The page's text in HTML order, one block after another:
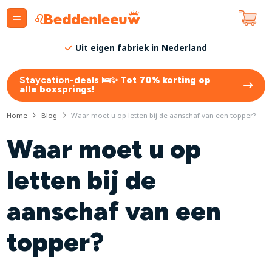
Uit eigen fabriek in Nederland
Staycation-deals 🛌✨Tot 70% korting op
alle boxsprings!
Home Blog Waar moet u op letten bij de aanschaf van een topper?
Waar moet u op
letten bij de
aanschaf van een
topper?